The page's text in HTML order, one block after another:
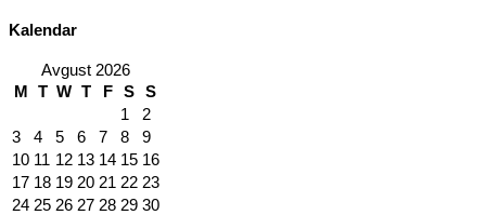
Kalendar
Avgust 2026
M T W T F S S
1
2
3
4 5 6 7 8
9
10 11 12 13 14 15 16
17 18 19 20 21 22 23
24 25 26 27 28 29 30